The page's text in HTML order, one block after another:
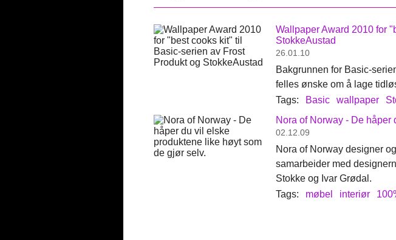
Wallpaper Award 2010 for
StokkeAustad
26.01.10
Bakgrunnen for Basic-
felles ønske om å lage
Tags:
Basic wallpaper
Nora of Norway - De
02.12.09
Nora of Norway designer
samarbeider med
Stokke og Ivar Grødal.
Tags:
møbel interiør